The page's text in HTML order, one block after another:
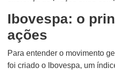
Ibovespa: o
ações
Para entender o movimento
foi criado o Ibovespa, um